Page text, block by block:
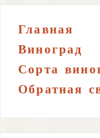
Главная
Виноград
Сорта
Обратная